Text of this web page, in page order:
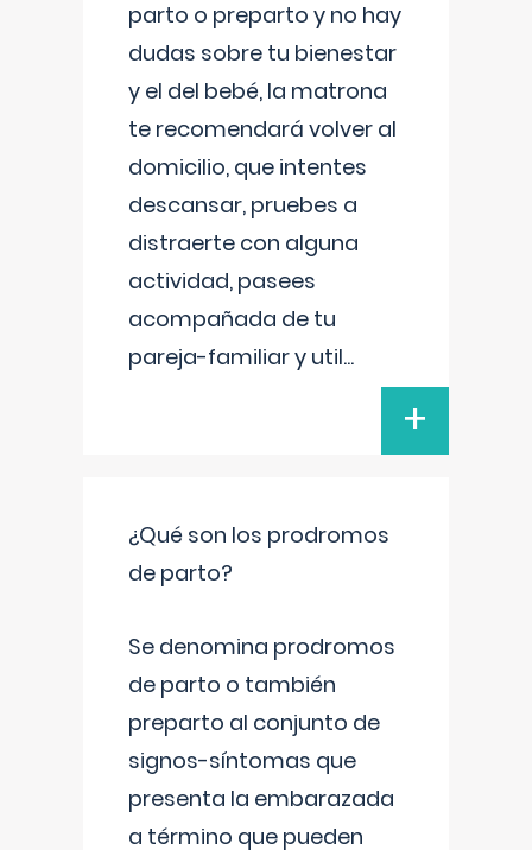
parto o preparto y no hay
dudas sobre tu bienestar
y el del bebé, la matrona
te recomendará volver al
domicilio, que intentes
descansar, pruebes a
distraerte con alguna
actividad, pasees
acompañada de tu
pareja-familiar y util...
+
¿Qué son los prodromos
de parto?
Se denomina prodromos
de parto o también
preparto al conjunto de
signos-síntomas que
presenta la embarazada
a término que pueden